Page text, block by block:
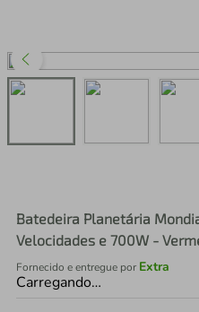
Batedeira Planetária
Velocidades e 700W -
Fornecido e entregue por Extra
Carregando…
perfume